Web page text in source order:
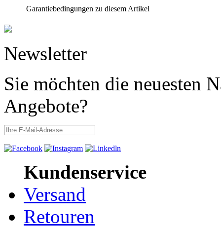
Garantiebedingungen zu diesem Artikel
Newsletter
Sie möchten die neuesten
Angebote?
Kundenservice
Versand
Retouren